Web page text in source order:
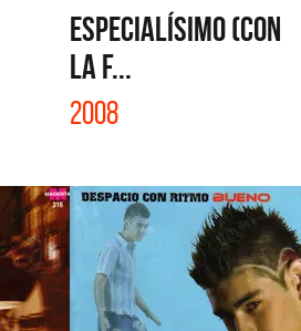
ESPECIALÍSIMO (CON
LA F...
2008